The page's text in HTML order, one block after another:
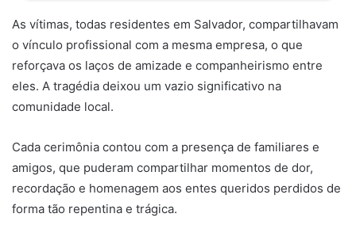
As vítimas, todas residentes em Salvador, compartilhavam
o vínculo profissional com a mesma empresa, o que
reforçava os laços de amizade e companheirismo entre
eles. A tragédia deixou um vazio significativo na
comunidade local.
Cada cerimônia contou com a presença de familiares e
amigos, que puderam compartilhar momentos de dor,
recordação e homenagem aos entes queridos perdidos de
forma tão repentina e trágica.